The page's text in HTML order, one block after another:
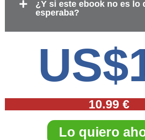
¿Y si este ebook no es lo
esperaba?
10.99 €
Lo quiero